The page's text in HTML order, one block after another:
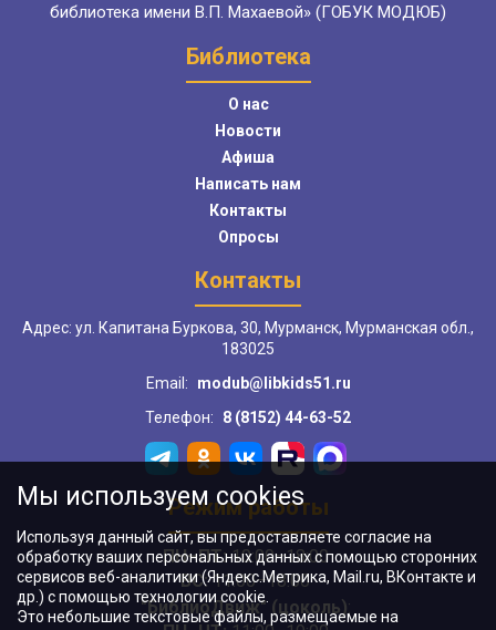
библиотека имени В.П. Махаевой» (ГОБУК МОДЮБ)
Библиотека
О нас
Новости
Афиша
Написать нам
Контакты
Опросы
Контакты
Адрес: ул. Капитана Буркова, 30, Мурманск, Мурманская обл.,
183025
Email:
modub@libkids51.ru
Телефон:
8 (8152) 44-63-52
Режим работы
ПН–ПТ:10:00–18:00
ВС:11:00–18:00
"БиблиоДвиж" (цоколь):
Мы используем cookies
Используя данный сайт, вы предоставляете согласие на
обработку ваших персональных данных с помощью сторонних
сервисов веб-аналитики (Яндекс.Метрика, Mail.ru, ВКонтакте и
др.) с помощью технологии cookie.
Это небольшие текстовые файлы, размещаемые на